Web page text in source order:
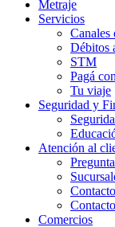
Metraje
Servicios
Canales
Débitos
STM
Pagá
Tu viaje
Seguridad y
Atención al
Comercios